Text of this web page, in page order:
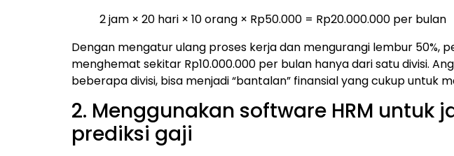
2 jam × 20 hari × 10 orang × Rp50.000 = Rp20.000.000 per bulan
Dengan mengatur ulang proses kerja dan mengurangi lembur 50%,
menghemat sekitar Rp10.000.000 per bulan hanya dari satu divisi.
beberapa divisi, bisa menjadi “bantalan” finansial yang cukup untuk
2. Menggunakan software HRM untuk
prediksi gaji